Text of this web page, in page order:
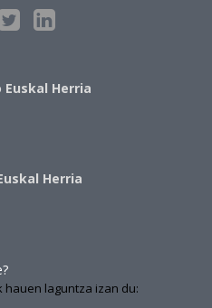
Herria
Herria
laguntza izan du: